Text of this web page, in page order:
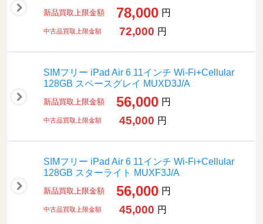
新品買取上限金額 78,000 円
中古品買取上限金額 72,000 円
SIMフリー iPad Air 6 11インチ Wi-Fi+Cellular
128GB スペースグレイ MUXD3J/A
新品買取上限金額 56,000 円
中古品買取上限金額 45,000 円
SIMフリー iPad Air 6 11インチ Wi-Fi+Cellular
128GB スターライト MUXF3J/A
新品買取上限金額 56,000 円
中古品買取上限金額 45,000 円